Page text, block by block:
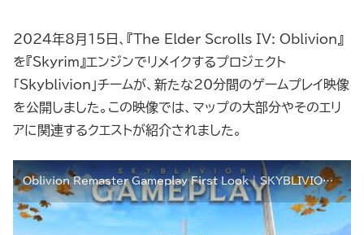
2024年8月15日、『The Elder Scrolls IV: Oblivion』
を『Skyrim』エンジンでリメイクするプロジェクト
「Skyblivion」チームが、新たな20分間のゲームプレイ映像
を公開しました。この映像では、マップの大部分やそのエリ
アに関連するクエストが紹介されました。
Oblivion Remaster Gameplay First Look | SKYBLIVION Quest Showcase 2